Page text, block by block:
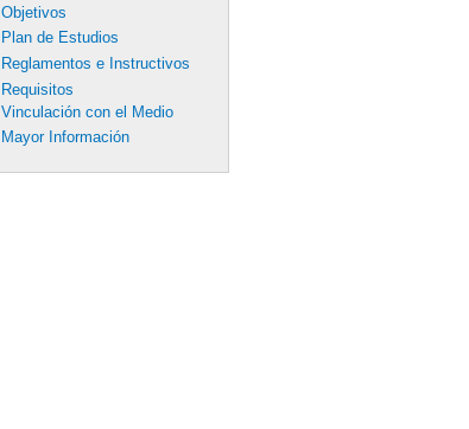
Objetivos
Plan de Estudios
Reglamentos e Instructivos
Requisitos
Vinculación con el Medio
Mayor Información